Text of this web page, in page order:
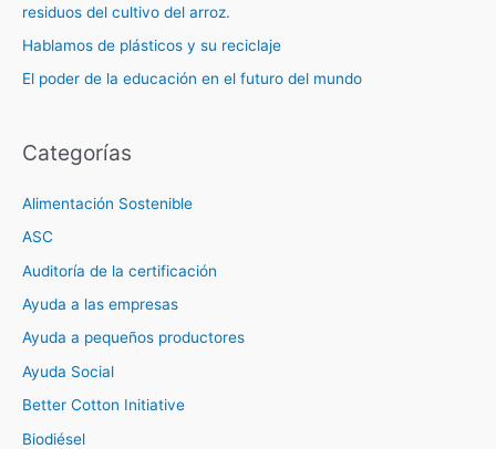
residuos del cultivo del arroz.
Hablamos de plásticos y su reciclaje
El poder de la educación en el futuro del mundo
Categorías
Alimentación Sostenible
ASC
Auditoría de la certificación
Ayuda a las empresas
Ayuda a pequeños productores
Ayuda Social
Better Cotton Initiative
Biodiésel